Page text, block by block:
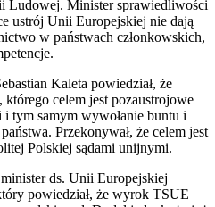
Ludowej. Minister sprawiedliwości
ustrój Unii Europejskiej nie dają
w państwach członkowskich,
Kaleta powiedział, że
celem jest pozaustrojowe
tym samym wywołanie buntu i
Przekonywał, że celem jest
Polskiej sądami unijnymi.
ds. Unii Europejskiej
powiedział, że wyrok TSUE